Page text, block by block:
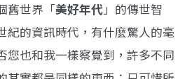
舊世界「美好年代」的傳世智
紀的資訊時代，有什麼驚人的毫
您也和我一樣察覺到，許多不同